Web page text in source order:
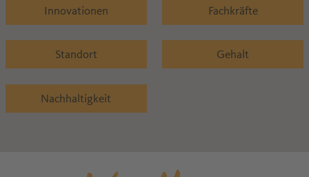
Innovationen Fachkräfte
Standort Gehalt
Nachhaltigkeit